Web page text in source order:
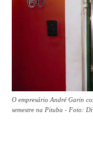
O empresário André Garin
semestre na Pituba - Foto: